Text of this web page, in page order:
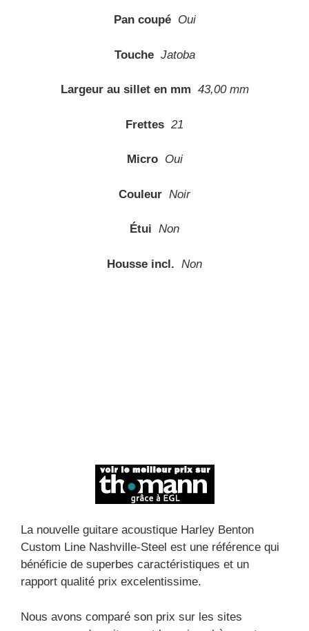
Pan coupé Oui
Touche Jatoba
Largeur au sillet en mm 43,00 mm
Frettes 21
Micro Oui
Couleur Noir
Étui Non
Housse incl. Non
La nouvelle guitare acoustique Harley Benton
Custom Line Nashville-Steel est une référence qui
bénéficie de superbes caractéristiques et un
rapport qualité prix excelentissime.
Nous avons comparé son prix sur les sites